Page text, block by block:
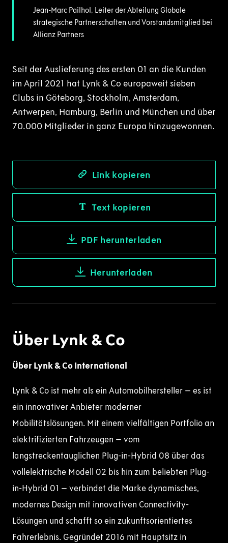
Jean-Marc Pailhol, Leiter der Abteilung Globale
strategische Partnerschaften und Vorstandsmitglied bei
Allianz Partners
Seit der Auslieferung des ersten 01 an die Kunden
im April 2021 hat Lynk & Co europaweit sieben
Clubs in Göteborg, Stockholm, Amsterdam,
Antwerpen, Hamburg, Berlin und München und über
70.000 Mitglieder in ganz Europa hinzugewonnen.
Link kopieren
Text kopieren
PDF herunterladen
Herunterladen
Über Lynk & Co
Über Lynk & Co International
Lynk & Co ist mehr als ein Automobilhersteller – es ist
ein innovativer Anbieter moderner
Mobilitätslösungen. Mit einem vielfältigen Portfolio an
elektrifizierten Fahrzeugen – vom
langstreckentauglichen Plug-in-Hybrid 08 über das
vollelektrische Modell 02 bis hin zum beliebten Plug-
in-Hybrid 01 – verbindet die Marke dynamisches,
modernes Design mit innovativen Connectivity-
Lösungen und schafft so ein zukunftsorientiertes
Fahrerlebnis. Gegründet 2016 mit Hauptsitz in